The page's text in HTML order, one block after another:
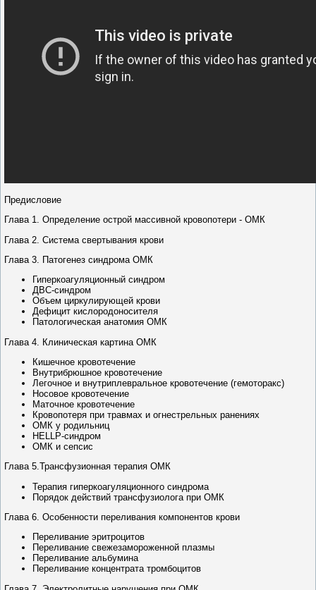
Предисловие
Глава 1. Определение острой массивной кровопотери - ОМК
Глава 2. Система свертывания крови
Глава 3. Патогенез синдрома ОМК
Гиперкоагуляционный синдром
ДВС-синдром
Объем циркулирующей крови
Дефицит кислородоносителя
Патологическая анатомия ОМК
Глава 4. Клиническая картина ОМК
Кишечное кровотечение
Внутрибрюшное кровотечение
Легочное и внутриплевральное кровотечение (гемоторакс)
Носовое кровотечение
Маточное кровотечение
Кровопотеря при травмах и огнестрельных ранениях
ОМК у родильниц
HELLP-синдром
ОМК и сепсис
Глава 5.Трансфузионная терапия ОМК
Терапия гиперкоагуляционного синдрома
Порядок действий трансфузиолога при ОМК
Глава 6. Особенности переливания компонентов крови
Переливание эритроцитов
Переливание свежезамороженной плазмы
Переливание альбумина
Переливание концентрата тромбоцитов